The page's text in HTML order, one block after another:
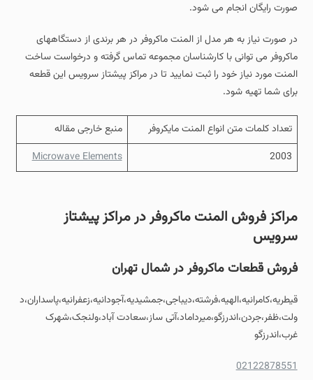
صورت رایگان انجام می شود.
در صورت نیاز به هر مدل از المنت ماکروفر در هر برندی از دستگاههای
ماکروفر می توانی با کارشناسان مجموعه تماس گرفته و درخواست ساخت
المنت مورد نیاز خود را ثبت نمایید تا در مراکز پیشتاز سرویس این قطعه
برای شما تهیه شود.
تعداد کلمات متن انواع المنت مایکروفر
منبع خارجی مقاله
2003
Microwave Elements
مراکز فروش المنت ماکروفر در مراکز پیشتاز
سرویس
فروشقطعات ماکروفردر شمال تهران
قیطریه،کامرانیه،الهیه،فرشته،دیباجی،جمشیدیه،آجودانیه،زعفرانیه،پاسداران،د
ولت،ظفر،جردن،اندرزگو،میرداماد،آتی ساز،سعادت آباد،ولنجک،شهرک
غرب،اندرزگو
02122878551